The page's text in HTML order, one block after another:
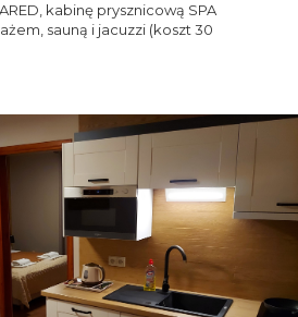
kabinę prysznicową SPA
sauną i jacuzzi (koszt 30